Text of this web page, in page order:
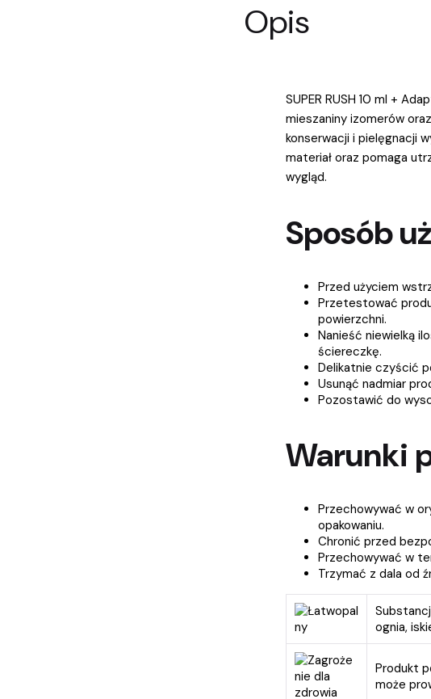
Opis
SUPER RUSH 10 ml +
mieszaniny izomerów
konserwacji i pielęgnacji
materiał oraz pomaga
wygląd.
Sposób
Przed użyciem
Przetestować
powierzchni.
Nanieść niewielką
ściereczkę.
Delikatnie czyścić
Usunąć nadmiar
Pozostawić do
Warunki
Przechowywać w
opakowaniu.
Chronić przed
Przechowywać w
Trzymać z dala od
ognia,
Produkt
może